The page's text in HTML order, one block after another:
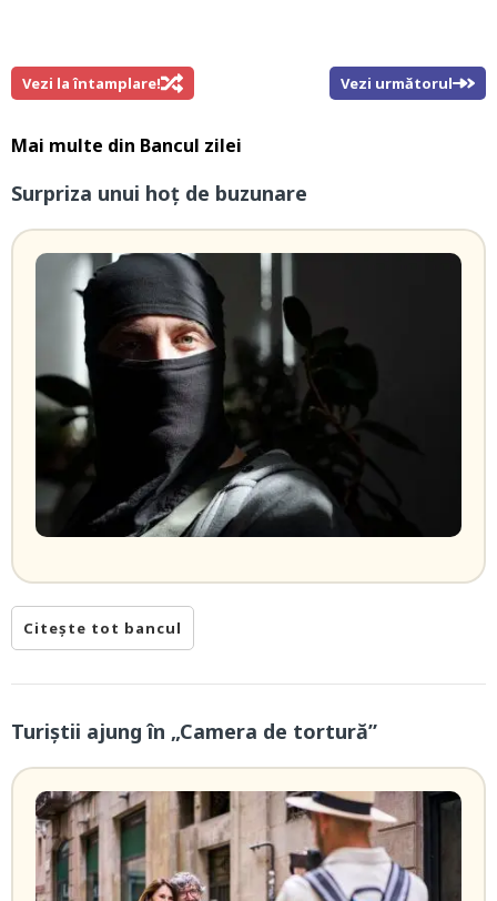
Vezi la întamplare! Vezi următorul
Mai multe din Bancul zilei
Surpriza unui hoţ de buzunare
Citește tot bancul
Turiștii ajung în „Camera de tortură”